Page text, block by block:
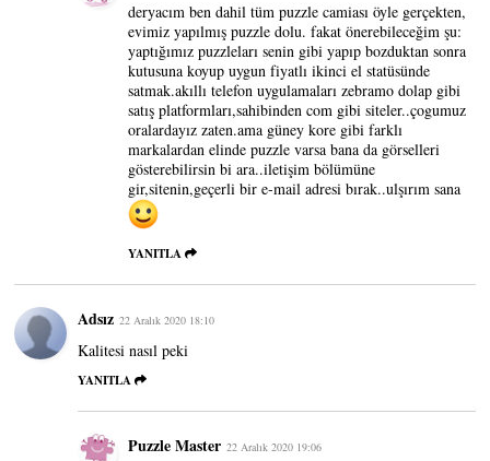
deryacım ben dahil tüm puzzle camiası öyle gerçekten,
evimiz yapılmış puzzle dolu. fakat önerebileceğim şu:
yaptığımız puzzleları senin gibi yapıp bozduktan sonra
kutusuna koyup uygun fiyatlı ikinci el statüsünde
satmak.akıllı telefon uygulamaları zebramo dolap gibi
satış platformları,sahibinden com gibi siteler..çogumuz
oralardayız zaten.ama güney kore gibi farklı
markalardan elinde puzzle varsa bana da görselleri
gösterebilirsin bi ara..iletişim bölümüne
gir,sitenin,geçerli bir e-mail adresi bırak..ulşırım sana
YANITLA
Adsız 22 Aralık 2020 18:10
Kalitesi nasıl peki
YANITLA
Puzzle Master 22 Aralık 2020 19:06